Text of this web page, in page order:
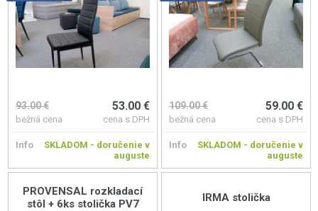
93.00 €
bežná cena
53.00 €
cena s DPH
Info
SKLADOM - doručenie v
auguste
109.00 €
bežná cena
59.00 €
cena s DPH
Info
SKLADOM - doručenie v
auguste
PROVENSAL rozkladací
stôl + 6ks stolička PV7
IRMA stolička